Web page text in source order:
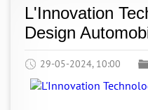
L'Innovation
Design
29-05-2024, 10:00